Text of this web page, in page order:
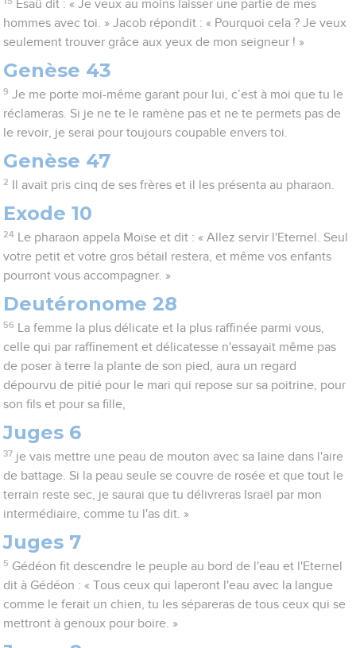
Esaü dit : « Je veux au moins laisser une partie de mes
hommes avec toi. » Jacob répondit : « Pourquoi cela ? Je veux
seulement trouver grâce aux yeux de mon seigneur ! »
Genèse 43
9 Je me porte moi-même garant pour lui, c’est à moi que tu le
réclameras. Si je ne te le ramène pas et ne te permets pas de
le revoir, je serai pour toujours coupable envers toi.
Genèse 47
2 Il avait pris cinq de ses frères et il les présenta au pharaon.
Exode 10
24
Le pharaon appela Moïse et dit : « Allez servir l'Eternel. Seul
votre petit et votre gros bétail restera, et même vos enfants
pourront vous accompagner. »
Deutéronome 28
56
La femme la plus délicate et la plus raffinée parmi vous,
celle qui par raffinement et délicatesse n'essayait même pas
de poser à terre la plante de son pied, aura un regard
dépourvu de pitié pour le mari qui repose sur sa poitrine, pour
son fils et pour sa fille,
Juges 6
37 je vais mettre une peau de mouton avec sa laine dans l'aire
de battage. Si la peau seule se couvre de rosée et que tout le
terrain reste sec, je saurai que tu délivreras Israël par mon
intermédiaire, comme tu l'as dit. »
Juges 7
5 Gédéon fit descendre le peuple au bord de l'eau et l'Eternel
dit à Gédéon : « Tous ceux qui laperont l'eau avec la langue
comme le ferait un chien, tu les sépareras de tous ceux qui se
mettront à genoux pour boire. »